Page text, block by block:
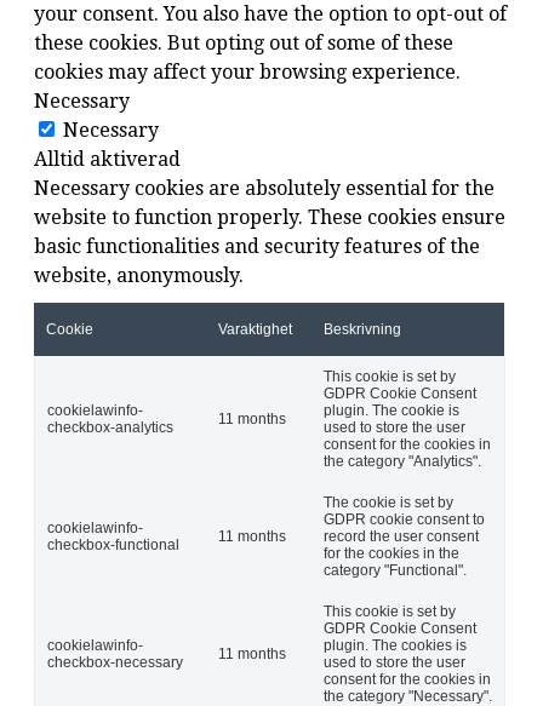
your consent. You also have the option to opt-out of
these cookies. But opting out of some of these
cookies may affect your browsing experience.
Necessary
Necessary
Alltid aktiverad
Necessary cookies are absolutely essential for the
website to function properly. These cookies ensure
basic functionalities and security features of the
website, anonymously.
Cookie Varaktighet Beskrivning
cookielawinfo-
checkbox-analytics
11 months
This cookie is set by
GDPR Cookie Consent
plugin. The cookie is
used to store the user
consent for the cookies in
the category "Analytics".
cookielawinfo-
checkbox-functional
11 months
The cookie is set by
GDPR cookie consent to
record the user consent
for the cookies in the
category "Functional".
cookielawinfo-
checkbox-necessary
11 months
This cookie is set by
GDPR Cookie Consent
plugin. The cookies is
used to store the user
consent for the cookies in
the category "Necessary".